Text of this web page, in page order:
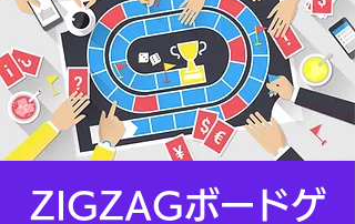
ZIGZAGボードゲ